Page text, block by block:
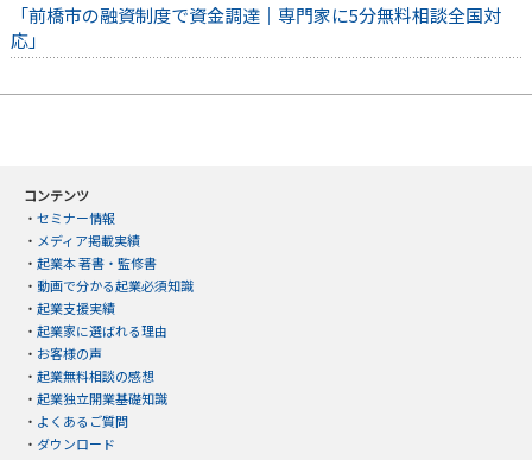
「前橋市の融資制度で資金調達｜専門家に5分無料相談全国対
応」
コンテンツ
・ セミナー情報
・ メディア掲載実績
・ 起業本 著書・監修書
・ 動画で分かる起業必須知識
・ 起業支援実績
・ 起業家に選ばれる理由
・ お客様の声
・ 起業無料相談の感想
・ 起業独立開業基礎知識
・ よくあるご質問
・ ダウンロード